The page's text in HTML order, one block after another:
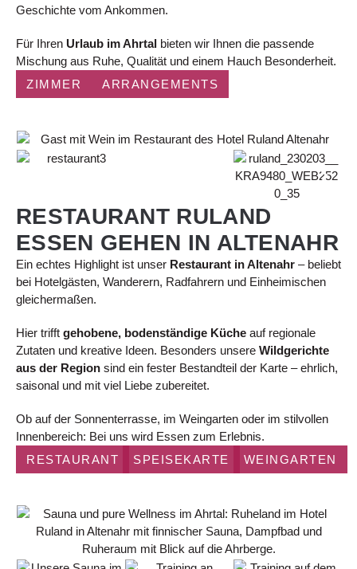
Geschichte vom Ankommen.
Für Ihren Urlaub imAhrtal bieten wir Ihnen die passende
Mischung aus Ruhe, Qualität und einem Hauch Besonderheit.
ZIMMER
ARRANGEMENTS
RESTAURANT RULAND
ESSEN GEHEN IN ALTENAHR
Ein echtes Highlight ist unser Restaurant in Altenahr – beliebt
bei Hotelgästen, Wanderern, Radfahrern und Einheimischen
gleichermaßen.
Hier trifft gehobene, bodenständige Küche auf regionale
Zutaten und kreative Ideen. Besonders unsere Wildgerichte
aus der Region sind ein fester Bestandteil der Karte – ehrlich,
saisonal und mit viel Liebe zubereitet.
Ob auf der Sonnenterrasse, im Weingarten oder im stilvollen
Innenbereich: Bei uns wird Essen zum Erlebnis.
RESTAURANT
SPEISEKARTE WEINGARTEN